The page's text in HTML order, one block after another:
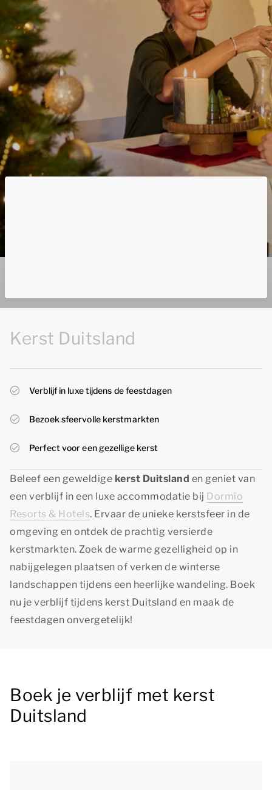
Kerst Duitsland
Verblijf in luxe tijdens de feestdagen
Bezoek sfeervolle kerstmarkten
Perfect voor een gezellige kerst
Beleef een geweldige kerst Duitsland en geniet van
een verblijf in een luxe accommodatie bij Dormio
Resorts & Hotels. Ervaar de unieke kerstsfeer in de
omgeving en ontdek de prachtig versierde
kerstmarkten. Zoek de warme gezelligheid op in
nabijgelegen plaatsen of verken de winterse
landschappen tijdens een heerlijke wandeling. Boek
nu je verblijf tijdens kerst Duitsland en maak de
feestdagen onvergetelijk!
Boek je verblijf met kerst
Duitsland